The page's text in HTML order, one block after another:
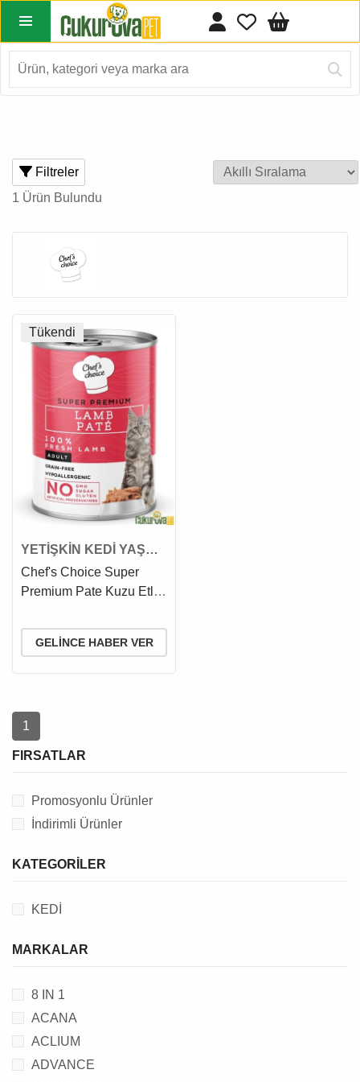
Filtreler
1 Ürün Bulundu
Tükendi
YETİŞKİN KEDİ YAŞ
MAMASI
Chef's Choice Super
Premium Pate Kuzu Etli
Maması 400 Gr
GELINCE HABER VER
1
FIRSATLAR
Promosyonlu Ürünler
İndirimli Ürünler
KATEGORILER
KEDİ
MARKALAR
8 IN 1
ACANA
ACLIUM
ADVANCE